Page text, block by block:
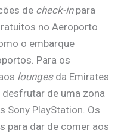
de check-inpara
no Aeroporto
o embarque
Para os
loungesda Emirates
desfrutar de uma zona
Sony PlayStation. Os
para dar de comer aos